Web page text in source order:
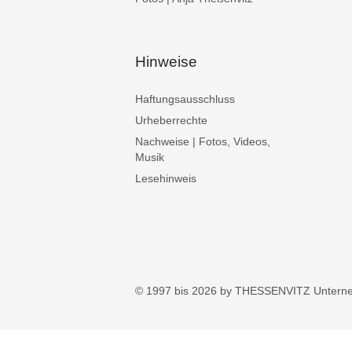
Hinweise
Haftungsausschluss
Urheberrechte
Nachweise | Fotos, Videos,
Musik
Lesehinweis
© 1997 bis 2026 by THESSENVITZ